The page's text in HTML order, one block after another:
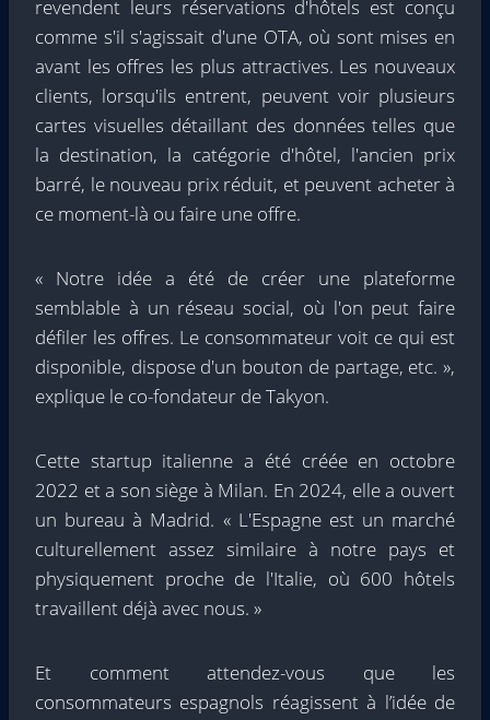
revendent leurs réservations d'hôtels est conçu
comme s'il s'agissait d'une OTA, où sont mises en
avant les offres les plus attractives. Les nouveaux
clients, lorsqu'ils entrent, peuvent voir plusieurs
cartes visuelles détaillant des données telles que
la destination, la catégorie d'hôtel, l'ancien prix
barré, le nouveau prix réduit, et peuvent acheter à
ce moment-là ou faire une offre.
« Notre idée a été de créer une plateforme
semblable à un réseau social, où l'on peut faire
défiler les offres. Le consommateur voit ce qui est
disponible, dispose d'un bouton de partage, etc. »,
explique le co-fondateur de Takyon.
Cette startup italienne a été créée en octobre
2022 et a son siège à Milan. En 2024, elle a ouvert
un bureau à Madrid. « L'Espagne est un marché
culturellement assez similaire à notre pays et
physiquement proche de l'Italie, où 600 hôtels
travaillent déjà avec nous. »
Et comment attendez-vous que les
consommateurs espagnols réagissent à l’idée de